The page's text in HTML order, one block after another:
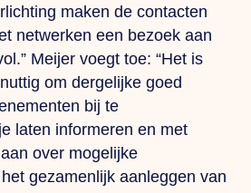
maken de contacten
netwerken een bezoek aan
Meijer voegt toe: “Het is
om dergelijke goed
bij te
laten informeren en met
over mogelijke
gezamenlijk aanleggen van